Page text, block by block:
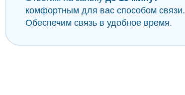
комфортным для вас способом связи.
Обеспечим связь в удобное время.